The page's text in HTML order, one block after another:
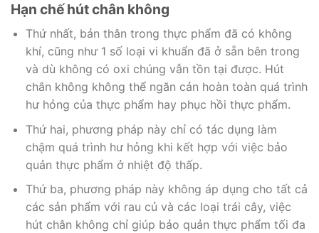
Hạn chế hút chân không
Thứ nhất, bản thân trong thực phẩm đã có không
khí, cũng như 1 số loại vi khuẩn đã ở sẵn bên trong
và dù không có oxi chúng vẫn tồn tại được. Hút
chân không không thể ngăn cản hoàn toàn quá trình
hư hỏng của thực phẩm hay phục hồi thực phẩm.
Thứ hai, phương pháp này chỉ có tác dụng làm
chậm quá trình hư hỏng khi kết hợp với việc bảo
quản thực phẩm ở nhiệt độ thấp.
Thứ ba, phương pháp này không áp dụng cho tất cả
các sản phẩm với rau củ và các loại trái cây, việc
hút chân không chỉ giúp bảo quản thực phẩm tối đa